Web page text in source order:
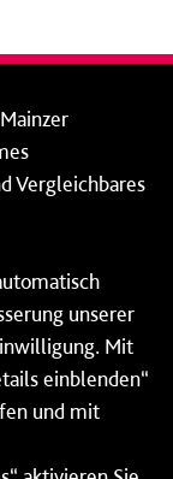
sowie an
werden Ihre
des
erhalten Sie
zu
Vergleichbares
unserer
Mit
einblenden“
und mit